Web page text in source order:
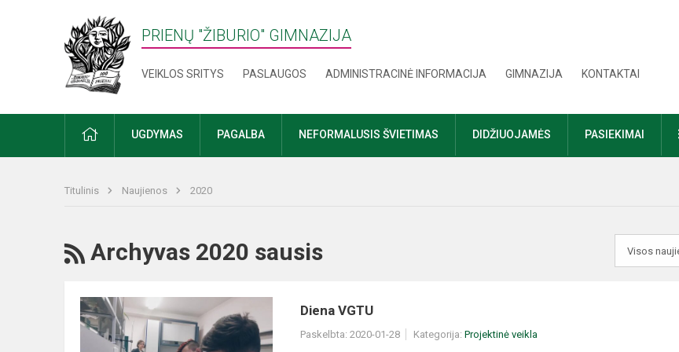
PRIENŲ "ŽIBURIO" GIMNAZIJA
VEIKLOS SRITYS PASLAUGOS ADMINISTRACINĖ INFORMACIJA GIMNAZIJA KONTAKTAI
PRADŽIAUGDYMAS PAGALBA NEFORMALUSIS ŠVIETIMAS DIDŽIUOJAMĖS PASIEKIMAI
Titulinis Naujienos 2020
RSS
Archyvas 2020 sausis
Diena
VGTU
Diena VGTU
Paskelbta: 2020-01-28 Kategorija: Projektinė veikla